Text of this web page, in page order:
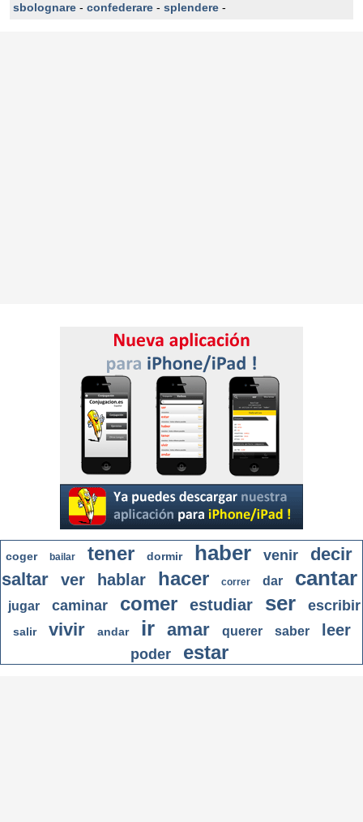
sbolognare - confederare - splendere -
coger bailar tener dormir haber venir
decir
saltar
ver hablar hacer correr dar cantar
jugar caminar comer estudiar ser escribir
salir vivir andar ir amar querer saber leer
poder estar